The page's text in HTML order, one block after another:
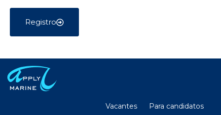
Registro
Vacantes Para candidatos